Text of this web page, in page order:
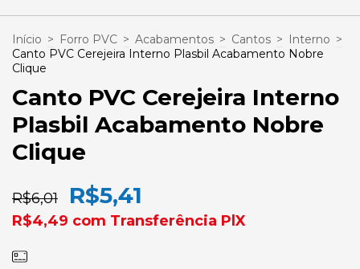
Início > Forro PVC > Acabamentos > Cantos > Interno >
Canto PVC Cerejeira Interno Plasbil Acabamento Nobre
Clique
Canto PVC Cerejeira Interno
Plasbil Acabamento Nobre
Clique
R$6,01 R$5,41
R$4,49 com Transferência PlX